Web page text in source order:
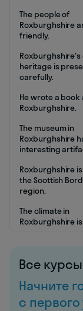
The people of
Roxburghshire
friendly.
heritage is
carefully.
He wrote a
Roxburghshire.
The museum in
Roxburghshire
interesting
Roxburghshire
the Scottish
region.
The climate in
Roxburghshire
Все
Начните
с